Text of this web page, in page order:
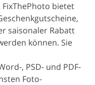
bietet
saisonaler Rabatt
können. Sie
, PSD- und PDF-
Foto-